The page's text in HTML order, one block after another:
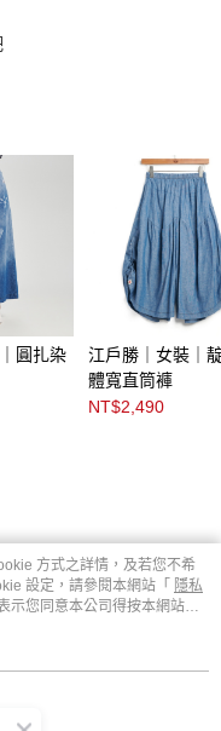
圓扎染
江戶勝｜女裝｜
體寬直筒褲
NT$2,490
方式之詳情，及若您不希
設定，請參閱本網站「 隱私
示您同意本公司得按本網站使